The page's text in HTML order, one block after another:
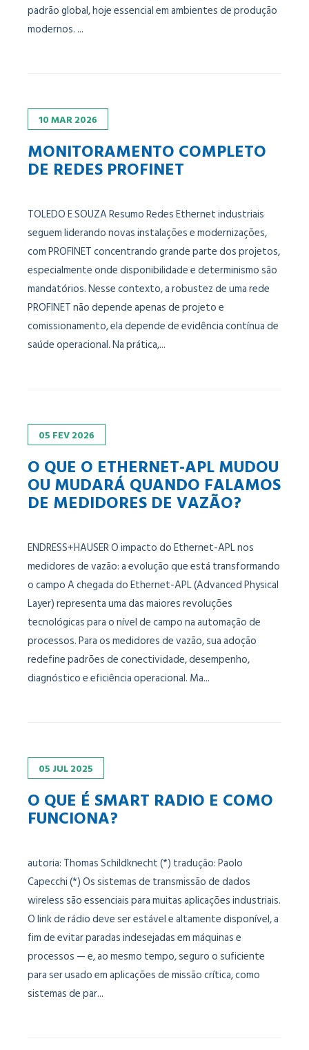
padrão global, hoje essencial em ambientes de produção
modernos. ...
10MAR2026
MONITORAMENTO COMPLETO
DE REDES PROFINET
TOLEDO E SOUZA Resumo Redes Ethernet industriais
seguem liderando novas instalações e modernizações,
com PROFINET concentrando grande parte dos projetos,
especialmente onde disponibilidade e determinismo são
mandatórios. Nesse contexto, a robustez de uma rede
PROFINET não depende apenas de projeto e
comissionamento, ela depende de evidência contínua de
saúde operacional. Na prática,...
05 FEV2026
O QUE O ETHERNET-APL MUDOU
OU MUDARÁ QUANDO FALAMOS
DE MEDIDORES DE VAZÃO?
ENDRESS+HAUSER O impacto do Ethernet-APL nos
medidores de vazão: a evolução que está transformando
o campo A chegada do Ethernet-APL (Advanced Physical
Layer) representa uma das maiores revoluções
tecnológicas para o nível de campo na automação de
processos. Para os medidores de vazão, sua adoção
redefine padrões de conectividade, desempenho,
diagnóstico e eficiência operacional. Ma...
05 JUL2025
O QUE É SMART RADIO E COMO
FUNCIONA?
autoria: Thomas Schildknecht (*) tradução: Paolo
Capecchi (*) Os sistemas de transmissão de dados
wireless são essenciais para muitas aplicações industriais.
O link de rádio deve ser estável e altamente disponível, a
fim de evitar paradas indesejadas em máquinas e
processos — e, ao mesmo tempo, seguro o suficiente
para ser usado em aplicações de missão crítica, como
sistemas de par...